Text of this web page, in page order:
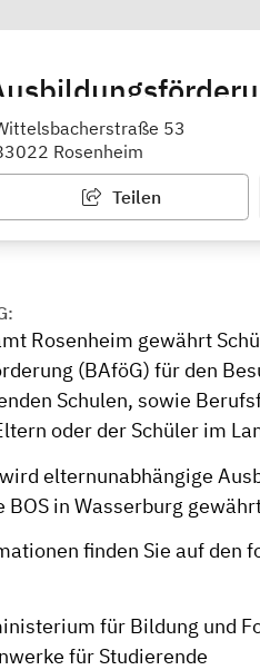
53
Rosenheim
Teilen
Rosenheim gewährt
(BAföG) für den
Schulen, sowie
oder der Schüler im
elternunabhängige
BOS in Wasserburg
finden Sie auf den
für Bildung und
für Studierende